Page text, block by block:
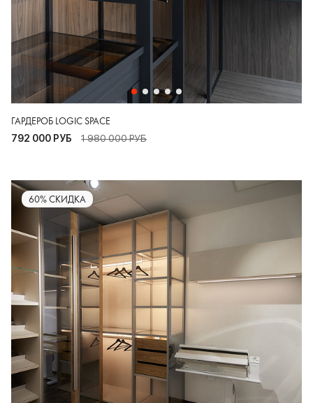
ГАРДЕРОБ LOGIC SPACE
792 000 РУБ 1 980 000 РУБ
60% СКИДКА